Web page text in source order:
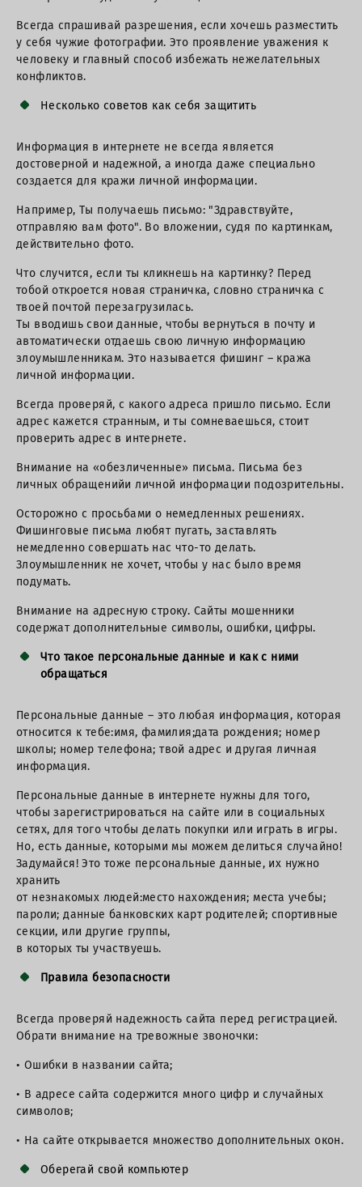
Всегда спрашивай разрешения, если хочешь разместить
у себя чужие фотографии. Это проявление уважения к
человеку и главный способ избежать нежелательных
конфликтов.
Несколько советов как себя защитить
Информация в интернете не всегда является
достоверной и надежной, а иногда даже специально
создается для кражи личной информации.
Например, Ты получаешь письмо: "Здравствуйте,
отправляю вам фото". Во вложении, судя по картинкам,
действительно фото.
Что случится, если ты кликнешь на картинку? Перед
тобой откроется новая страничка, словно страничка с
твоей почтой перезагрузилась.
Ты вводишь свои данные, чтобы вернуться в почту и
автоматически отдаешь свою личную информацию
злоумышленникам. Это называется фишинг – кража
личной информации.
Всегда проверяй, с какого адреса пришло письмо. Если
адрес кажется странным, и ты сомневаешься, стоит
проверить адрес в интернете.
Внимание на «обезличенные» письма. Письма без
личных обращенийи личной информации подозрительны.
Осторожно с просьбами о немедленных решениях.
Фишинговые письма любят пугать, заставлять
немедленно совершать нас что-то делать.
Злоумышленник не хочет, чтобы у нас было время
подумать.
Внимание на адресную строку. Сайты мошенники
содержат дополнительные символы, ошибки, цифры.
Что такое персональные данные и как с ними
обращаться
Персональные данные – это любая информация, которая
относится к тебе:имя, фамилия;дата рождения; номер
школы; номер телефона; твой адрес и другая личная
информация.
Персональные данные в интернете нужны для того,
чтобы зарегистрироваться на сайте или в социальных
сетях, для того чтобы делать покупки или играть в игры.
Но, есть данные, которыми мы можем делиться случайно!
Задумайся! Это тоже персональные данные, их нужно
хранить
от незнакомых людей:место нахождения; места учебы;
пароли; данные банковских карт родителей; спортивные
секции, или другие группы,
в которых ты участвуешь.
Правила безопасности
Всегда проверяй надежность сайта перед регистрацией.
Обрати внимание на тревожные звоночки:
• Ошибки в названии сайта;
• В адресе сайта содержится много цифр и случайных
символов;
• На сайте открывается множество дополнительных окон.
Оберегай свой компьютер